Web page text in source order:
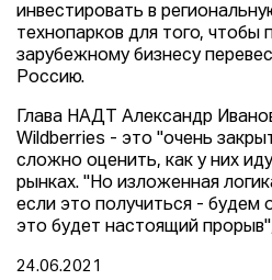
инвестировать в
технопарков для того, чтобы
зарубежному бизнесу
Россию.
Глава НАДТ Александр
Wildberries - это "очень
сложно оценить, как у них
рынках. "Но изложенная
если это получиться - будем
это будет настоящий
24.06.2021